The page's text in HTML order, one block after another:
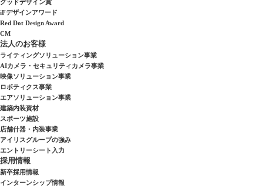
グッドデザイン賞
iFデザインアワード
Red Dot Design Award
CM
法人のお客様
ライティングソリューション事業
AIカメラ・セキュリティカメラ事業
映像ソリューション事業
ロボティクス事業
エアソリューション事業
建築内装資材
スポーツ施設
店舗什器・内装事業
アイリスグループの強み
エントリーシート入力
採用情報
新卒採用情報
インターンシップ情報